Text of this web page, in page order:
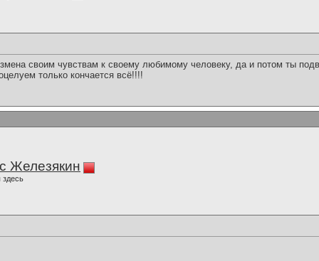
своим чувствам к своему любимому человеку, да и потом ты
только кончается всё!!!!
Железякин